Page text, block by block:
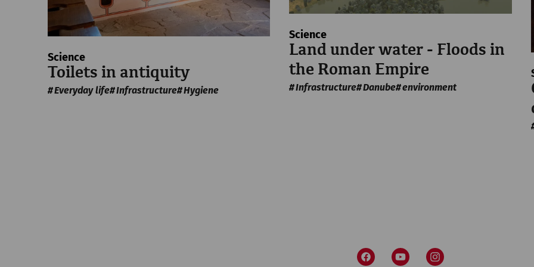
Science
Toilets in antiquity
Everyday life Infrastructure Hygiene
Science
Land under water - Floods in
the Roman Empire
Infrastructure Danube environment